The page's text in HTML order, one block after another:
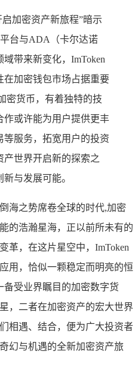
加密资产新旅程”暗示
台与ADA（卡尔达诺
带来新变化，ImToken
在加密钱包市场占据重要
密货币，有着独特的技
作或许能为用户提供更丰
等服务，拓宽用户的投资
产世界开启新的探索之
与发展可能。
海之势席卷全球的时代,加密
的浩瀚星海，正以前所未有的
革，在这片星空中，ImToken
应用，恰似一颗稳定而明亮的恒
备受业界瞩目的加密数字货
，二者在加密资产的宏大世界
相遇、结合，便为广大投资者
幻与机遇的全新加密资产旅